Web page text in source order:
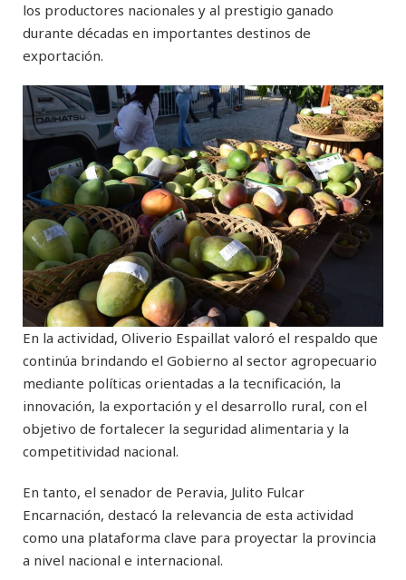
los productores nacionales y al prestigio ganado
durante décadas en importantes destinos de
exportación.
En la actividad, Oliverio Espaillat valoró el respaldo que
continúa brindando el Gobierno al sector agropecuario
mediante políticas orientadas a la tecnificación, la
innovación, la exportación y el desarrollo rural, con el
objetivo de fortalecer la seguridad alimentaria y la
competitividad nacional.
En tanto, el senador de Peravia, Julito Fulcar
Encarnación, destacó la relevancia de esta actividad
como una plataforma clave para proyectar la provincia
a nivel nacional e internacional.